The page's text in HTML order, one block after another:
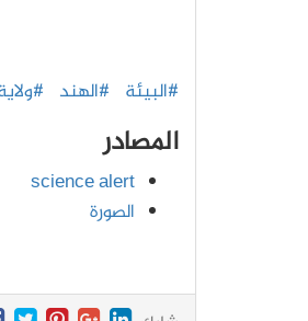
#البيئة #الهند
المصادر
science alert
الصورة